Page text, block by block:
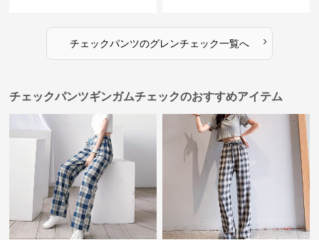
チェックパンツのグレンチェック一覧へ ›
チェックパンツギンガムチェックのおすすめアイテム